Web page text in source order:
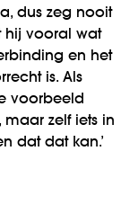
dus zeg nooit
hij vooral wat
en het
is. Als
voorbeeld
zelf iets in
dat dat kan.’